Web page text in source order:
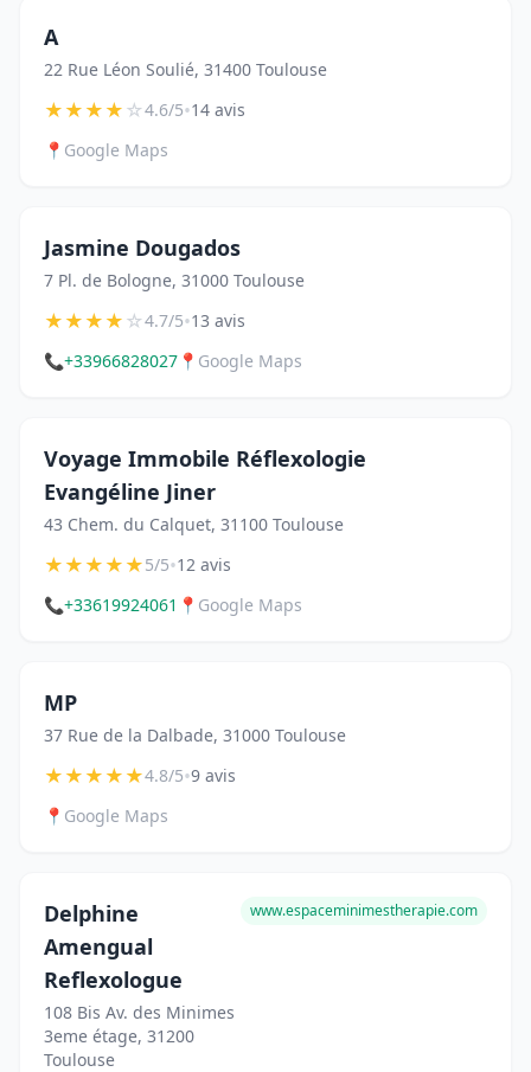
A
22 Rue Léon Soulié, 31400 Toulouse
★★★★☆4.6/5•14 avis
📍 Google Maps
Jasmine Dougados
7 Pl. de Bologne, 31000 Toulouse
★★★★☆4.7/5•13 avis
📞+33966828027 📍 Google Maps
Voyage Immobile Réflexologie
Evangéline Jiner
43 Chem. du Calquet, 31100 Toulouse
★★★★★5/5•12 avis
📞+33619924061 📍 Google Maps
MP
37 Rue de la Dalbade, 31000 Toulouse
★★★★★4.8/5•9 avis
📍 Google Maps
Delphine
Amengual
Reflexologue
108 Bis Av. des Minimes
3eme étage, 31200
Toulouse
www.espaceminimestherapie.com